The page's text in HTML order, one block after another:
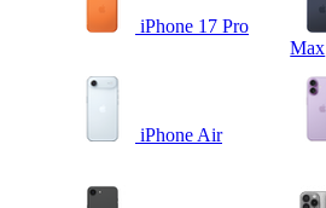
iPhone 17 Pro
Max
iPhone Air